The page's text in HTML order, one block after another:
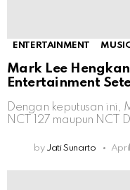
ENTERTAINMENT
Mark Lee
Entertainment
Dengan keputusan
NCT 127 maupun NCT
by Jati Sunarto